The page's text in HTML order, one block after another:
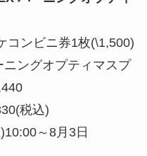
コンビニ券1枚(\1,500)
ニングオプティマスプ
税込)
～8月3日